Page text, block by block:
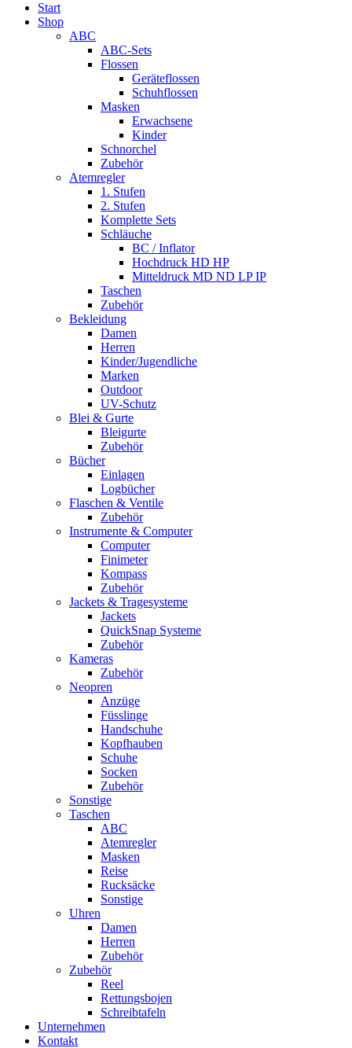
Start
Shop
ABC
ABC-Sets
Flossen
Geräteflossen
Schuhflossen
Masken
Erwachsene
Kinder
Schnorchel
Zubehör
Atemregler
1. Stufen
2. Stufen
Komplette Sets
Schläuche
BC / Inflator
Hochdruck HD HP
Mitteldruck MD ND LP IP
Taschen
Zubehör
Bekleidung
Damen
Herren
Kinder/Jugendliche
Marken
Outdoor
UV-Schutz
Blei & Gurte
Bleigurte
Zubehör
Bücher
Einlagen
Logbücher
Flaschen & Ventile
Zubehör
Instrumente & Computer
Computer
Finimeter
Kompass
Zubehör
Jackets & Tragesysteme
Jackets
QuickSnap Systeme
Zubehör
Kameras
Zubehör
Neopren
Anzüge
Füsslinge
Handschuhe
Kopfhauben
Schuhe
Socken
Zubehör
Sonstige
Taschen
ABC
Atemregler
Masken
Reise
Rucksäcke
Sonstige
Uhren
Damen
Herren
Zubehör
Zubehör
Reel
Rettungsbojen
Schreibtafeln
Unternehmen
Kontakt